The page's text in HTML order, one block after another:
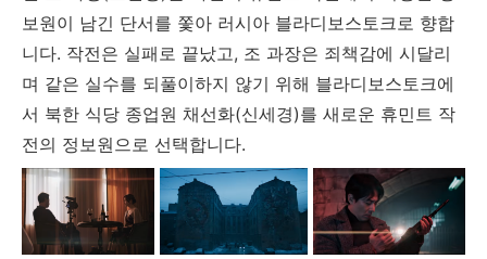
보원이 남긴 단서를 쫓아 러시아 블라디보스토크로 향합
니다. 작전은 실패로 끝났고, 조 과장은 죄책감에 시달리
며 같은 실수를 되풀이하지 않기 위해 블라디보스토크에
서 북한 식당 종업원 채선화(신세경)를 새로운 휴민트 작
전의 정보원으로 선택합니다.